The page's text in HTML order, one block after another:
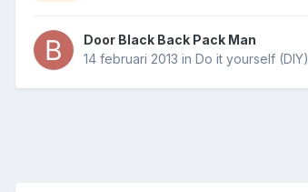
Door Black Back Pack Man
14 februari 2013 in Do it yourself (DIY)